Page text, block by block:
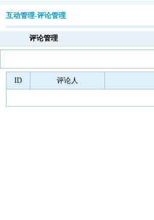
互动管理-评论管理
评论管理
ID 评论人